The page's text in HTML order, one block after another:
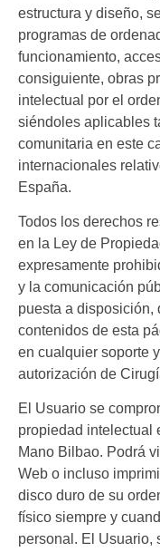
estructura y diseño,
programas de
funcionamiento,
consiguiente, obras
intelectual por el
siéndoles aplicables
comunitaria en este
internacionales
España.
Todos los derechos
en la Ley de
expresamente
y la comunicación
puesta a disposición,
contenidos de esta
en cualquier soporte
autorización de
El Usuario se
propiedad intelectual
Mano Bilbao. Podrá
Web o incluso
disco duro de su
físico siempre y
personal. El Usuario,